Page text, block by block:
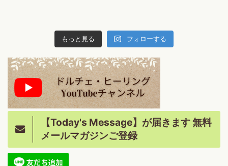
もっと見る フォローする
【Today's Message】が届きます 無料
メールマガジンご登録